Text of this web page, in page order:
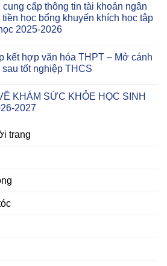
cấp thông tin tài khoản ngân
tiền học bổng khuyến khích học tập
2025-2026
kết hợp văn hóa THPT – Mở cánh
tốt nghiệp THCS
KHÁM SỨC KHỎE HỌC SINH
2027
trang